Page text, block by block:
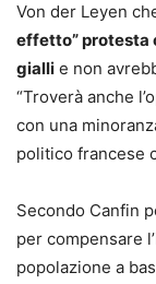
Von der Leyen
effetto” protesta
gialli e non
“Troverà anche
con una
politico francese
Secondo Canfin
per compensare
popolazione a